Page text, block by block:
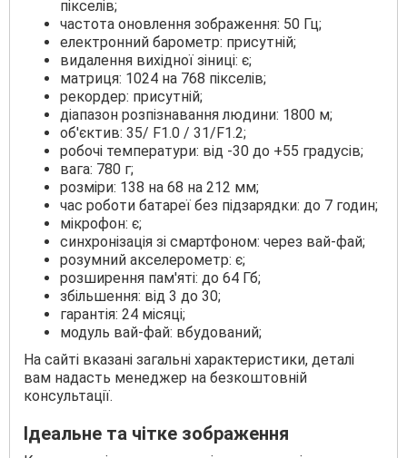
пікселів;
частота оновлення зображення: 50 Гц;
електронний барометр: присутній;
видалення вихідної зіниці: є;
матриця: 1024 на 768 пікселів;
рекордер: присутній;
діапазон розпізнавання людини: 1800 м;
об'єктив: 35/ F1.0 / 31/F1.2;
робочі температури: від -30 до +55 градусів;
вага: 780 г;
розміри: 138 на 68 на 212 мм;
час роботи батареї без підзарядки: до 7 годин;
мікрофон: є;
синхронізація зі смартфоном: через вай-фай;
розумний акселерометр: є;
розширення пам'яті: до 64 Гб;
збільшення: від 3 до 30;
гарантія: 24 місяці;
модуль вай-фай: вбудований;
На сайті вказані загальні характеристики, деталі
вам надасть менеджер на безкоштовній
консультації.
Ідеальне та чітке зображення